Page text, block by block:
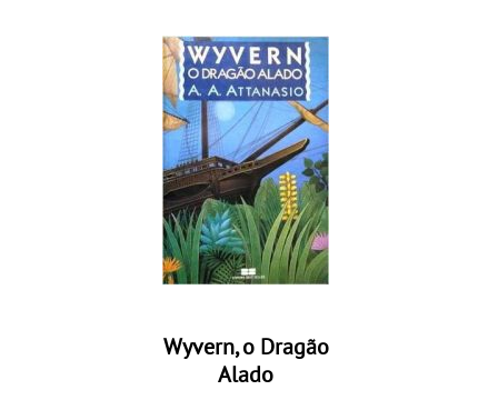
Wyvern, o Dragão
Alado